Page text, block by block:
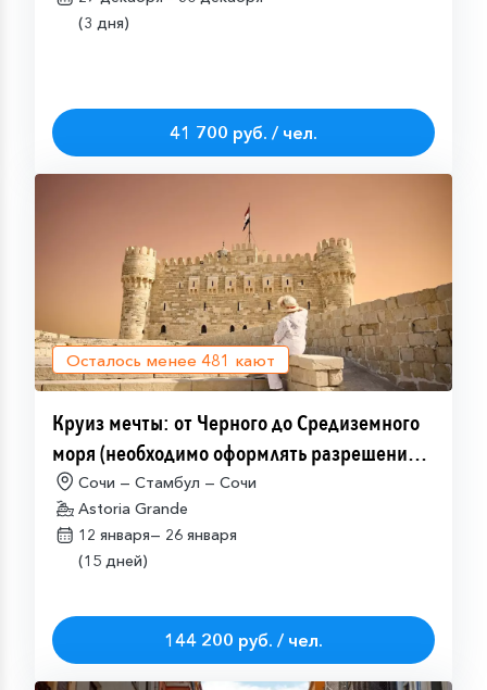
(3 дня)
41 700 руб. / чел.
Осталось менее 481 кают
Круиз мечты: от Черного до Средиземного
моря (необходимо оформлять разрешение
на посещение Израиля (ETA-IL)
Сочи — Стамбул — Сочи
Astoria Grande
12 января— 26 января
(15 дней)
144 200 руб. / чел.